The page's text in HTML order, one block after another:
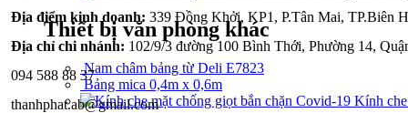
Thiết bị văn phòng khác
Nam châm bảng từ Deli E7823
Bảng mica 0,4m x 0,6m
Kính
Địa điểm kinh doanh: 339 Đồng Khởi, KP1, P.Tân Mai, TP.Biên
Địa chỉ chi nhánh: 102/9/3 đường 100 Bình Thới, Phường 14,
094 588 88 37
thanhphat.ab@gmail.com